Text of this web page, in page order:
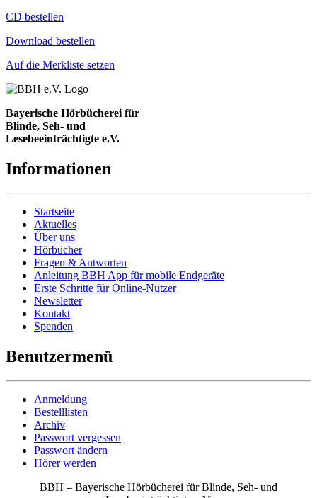
Bestell-Aktionen
CD bestellen
Download bestellen
Auf die Merkliste setzen
Bayerische Hörbücherei für
Blinde, Seh- und
Lesebeeinträchtigte e.V.
Informationen
Startseite
Aktuelles
Über uns
Hörbücher
Fragen & Antworten
Anleitung BBH App für mobile Endgeräte
Erste Schritte für Online-Nutzer
Newsletter
Kontakt
Spenden
Benutzermenü
Anmeldung
Bestelllisten
Archiv
Passwort vergessen
Passwort ändern
Hörer werden
BBH – Bayerische Hörbücherei für Blinde, Seh- und